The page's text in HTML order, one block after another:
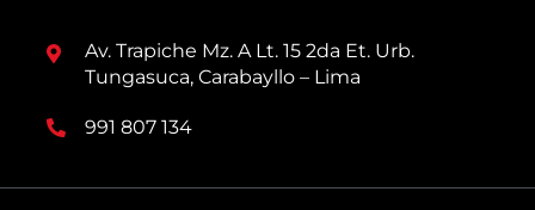
Av. Trapiche Mz. A Lt. 15 2da Et. Urb.
Tungasuca, Carabayllo – Lima
991 807 134